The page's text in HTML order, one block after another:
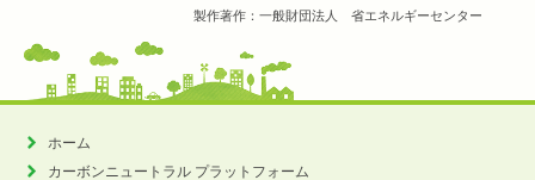
製作著作：一般財団法人 省エネルギーセンター
ホーム
カーボンニュートラル プラットフォーム